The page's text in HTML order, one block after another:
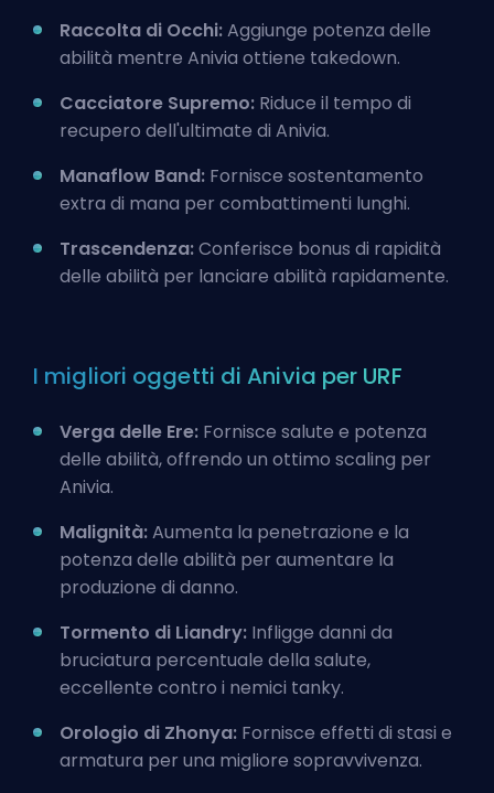
Raccolta di Occhi:Aggiunge potenza delle
abilità mentre Anivia ottiene takedown.
Cacciatore Supremo: Riduce il tempo di
recupero dell'ultimate di Anivia.
Manaflow Band: Fornisce sostentamento
extra di mana per combattimenti lunghi.
Trascendenza:Conferisce bonus di rapidità
delle abilità per lanciare abilità rapidamente.
I migliori oggetti di Anivia per URF
Verga delle Ere: Fornisce salute e potenza
delle abilità, offrendo un ottimo scaling per
Anivia.
Malignità:Aumenta la penetrazione e la
potenza delle abilità per aumentare la
produzione di danno.
Tormento di Liandry: Infligge danni da
bruciatura percentuale della salute,
eccellente contro i nemici tanky.
Orologio di Zhonya: Fornisce effetti di stasi e
armatura per una migliore sopravvivenza.